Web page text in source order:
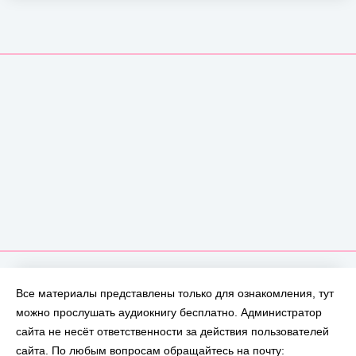
Все материалы представлены только для ознакомления, тут
можно прослушать аудиокнигу бесплатно. Администратор
сайта не несёт ответственности за действия пользователей
сайта. По любым вопросам обращайтесь на почту: